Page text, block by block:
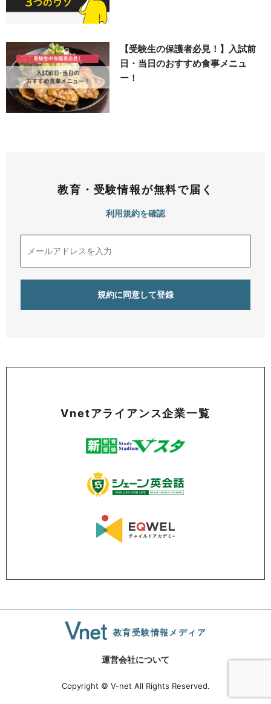
【受験生の保護者必見！】入試前
日・当日のおすすめ食事メニュ
ー！
教育・受験情報が無料で届く
利用規約を確認
Vnetアライアンス企業一覧
教育受験情報メディア
運営会社について
Copyright © V-net All Rights Reserved.